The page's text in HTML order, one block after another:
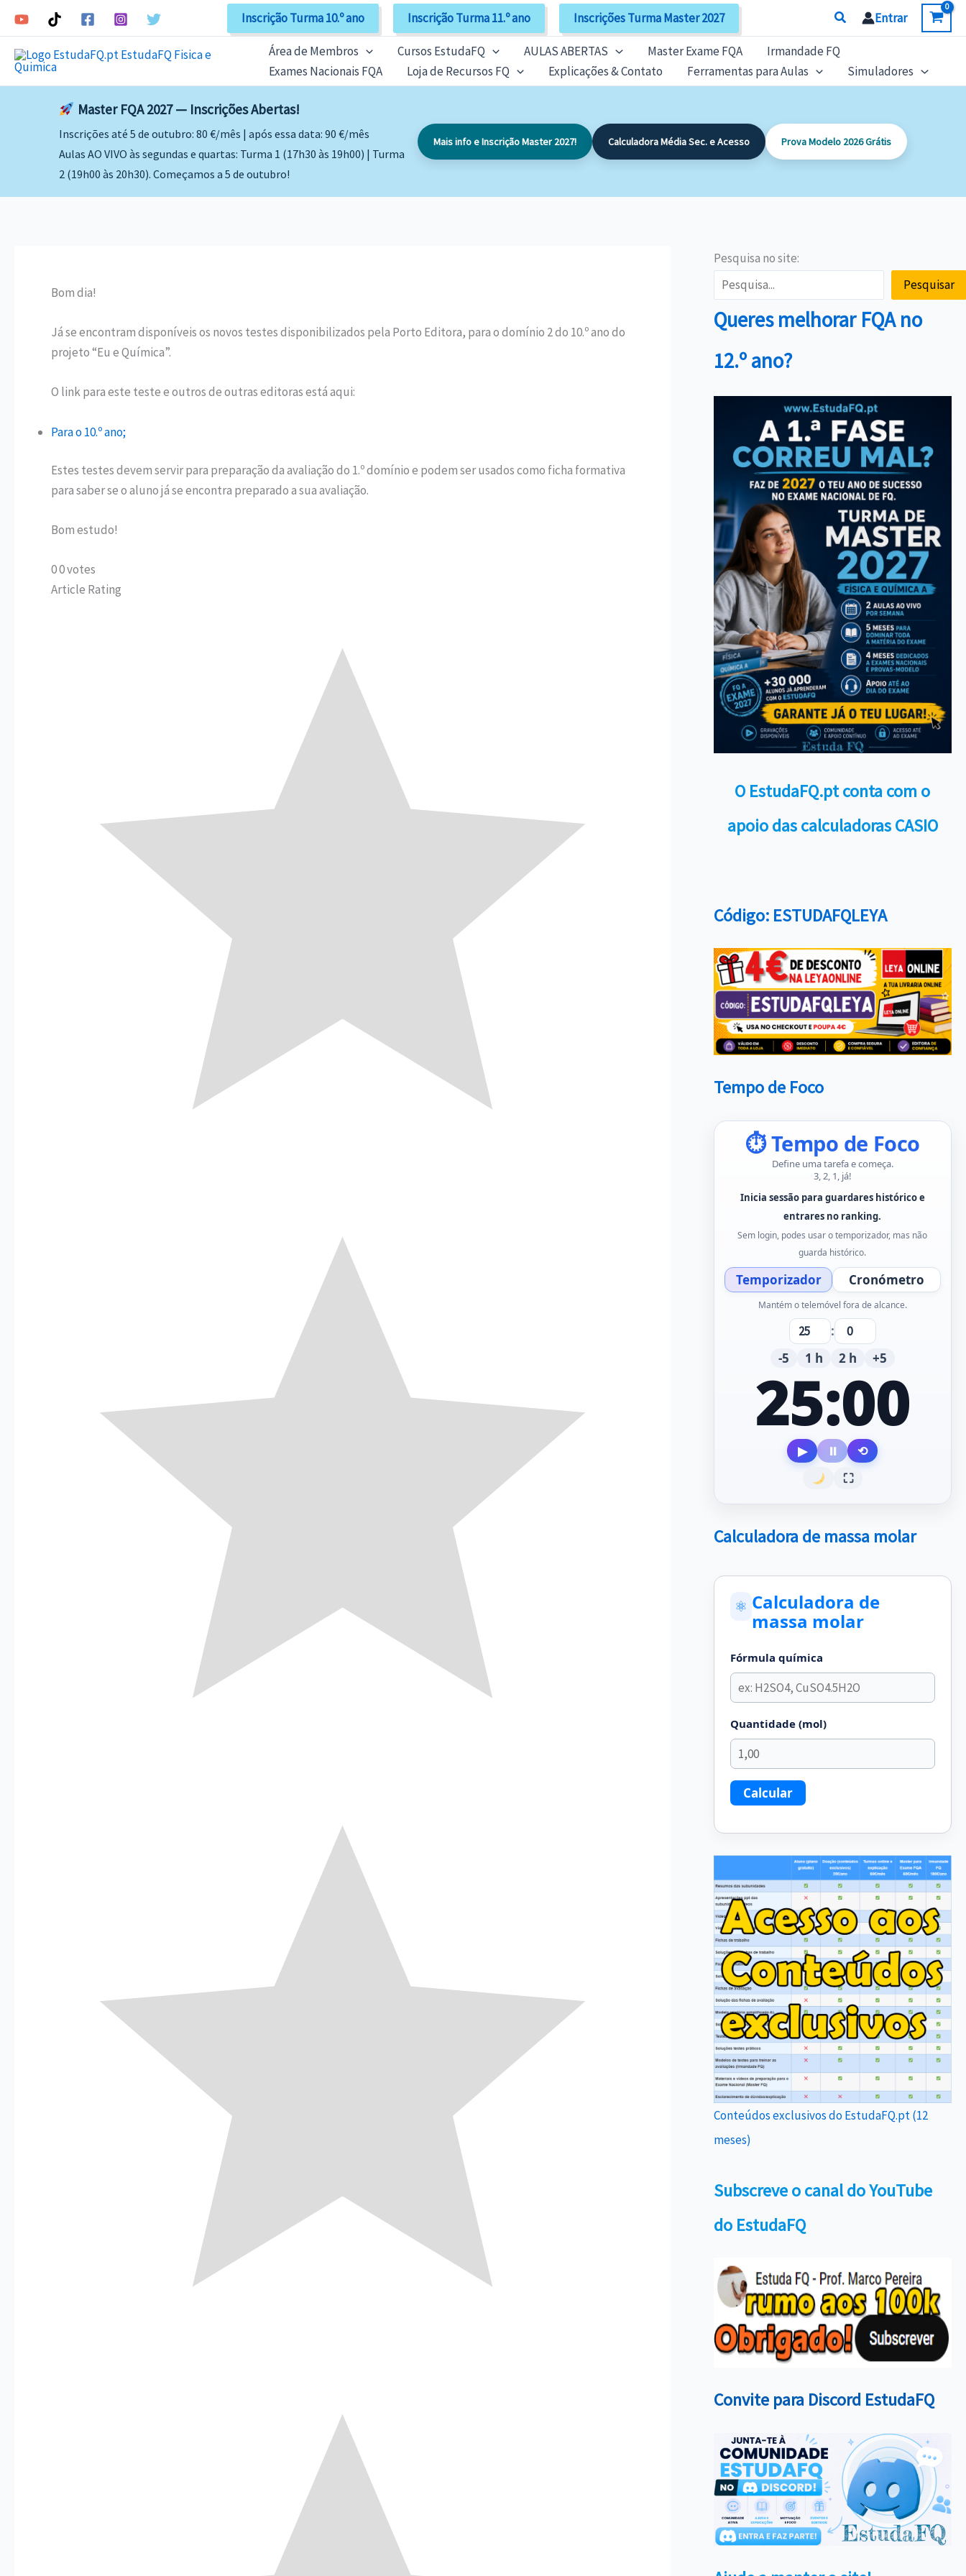
content
Inscrição Turma 10.º ano Inscrição Turma 11.º ano Inscrições Turma Master 2027 Search Entrar
Área de Membros Cursos EstudaFQ AULAS ABERTAS Master Exame FQA
Irmandade FQ
Exames Nacionais FQA
Loja de Recursos FQ Explicações & Contato Ferramentas para Aulas Simuladores
Master FQA 2027 — Inscrições Abertas!
Inscrições até 5 de outubro: 80 €/mês | após essa data: 90 €/mês
Aulas AO VIVO às segundas e quartas: Turma 1 (17h30 às 19h00) | Turma
2 (19h00 às 20h30). Começamos a 5 de outubro!
Mais info e Inscrição Master 2027! Calculadora Média Sec. e Acesso Prova Modelo 2026 Grátis
Bom dia!
Já se encontram disponíveis os novos testes disponibilizados pela Porto Editora, para o domínio 2 do 10.º ano do
projeto “Eu e Química”.
O link para este teste e outros de outras editoras está aqui:
Para o 10.º ano;
Estes testes devem servir para preparação da avaliação do 1.º domínio e podem ser usados como ficha formativa
para saber se o aluno já se encontra preparado a sua avaliação.
Bom estudo!
00votes
Article Rating
Pesquisa no site:
Pesquisar
Queres melhorar FQA no
12.º ano?
O EstudaFQ.pt conta com o
apoio das calculadoras CASIO
Código: ESTUDAFQLEYA
Tempo de Foco
⏱ Tempo de Foco
Define uma tarefa e começa.
3, 2, 1, já!
Inicia sessão para guardares histórico e
entrares no ranking.
Sem login, podes usar o temporizador, mas não
guarda histórico.
Temporizador Cronómetro
Mantém o telemóvel fora de alcance.
:
-5
1 h 2 h +5
25:00
▶ ⏸
⟲
⛶
Calculadora de massa molar
⚛ Calculadora de
massa molar
Fórmula química
Quantidade (mol)
Calcular
Conteúdos exclusivos do EstudaFQ.pt (12
meses)
Subscreve o canal do YouTube
do EstudaFQ
Convite para Discord EstudaFQ